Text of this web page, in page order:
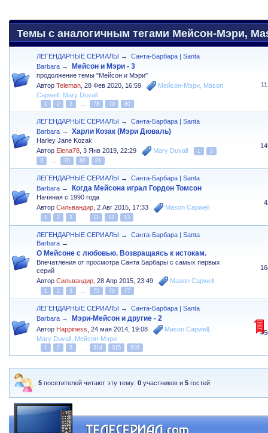
Темы с аналогичным тегами Мейсон-Мэри,
ЛЕГЕНДАРНЫЕ СЕРИАЛЫ →
Санта-Барбара | Santa
Barbara → Мейсон и Мэри - 3
продолжение темы "Мейсон и Мэри"
АвторTeleman ,28 Фев 2020, 16:59 Мейсон-Мэри Mason
Capwell Mary Duvall
1 2 3 78 79 80
ЛЕГЕНДАРНЫЕ СЕРИАЛЫ →
Санта-Барбара | Santa
Barbara → Харли Козак (Мэри Дюваль)
Harley Jane Kozak
Автор Elena78 ,3 Янв 2019, 22:29 Mary Duvall 1
2
3
79 80 81
ЛЕГЕНДАРНЫЕ СЕРИАЛЫ →
Санта-Барбара | Santa
Barbara → Когда Мейсона играл Гордон Томсон
Начиная с 1990 года
АвторСильвандир ,2 Авг 2015, 17:33 Mason Capwell
1 2 3 11 12 13
ЛЕГЕНДАРНЫЕ СЕРИАЛЫ →
Санта-Барбара | Santa
Barbara →
О Мейсоне с любовью. Возвращаясь к истокам.
Впечатления от просмотра Санта Барбары с самых первых
серий
АвторСильвандир ,28 Апр 2015, 23:49 Mason Capwell
1 2 3 75 76 77
ЛЕГЕНДАРНЫЕ СЕРИАЛЫ →
Санта-Барбара | Santa
Barbara → Мэри-Мейсон и другие - 2
Автор Happiness ,24 мая 2014, 19:08 Mason Capwell
Mary Duvall Мейсон-Мэри
1 2 3 314 315 316
5 посетителей читают эту тему:0 участников и5 гостей